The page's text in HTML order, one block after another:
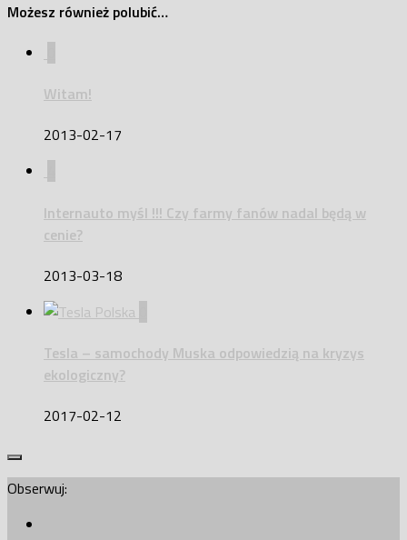
Możesz również polubić…
Witam!
2013-02-17
Internauto myśl !!! Czy farmy fanów nadal będą w
cenie?
2013-03-18
Tesla – samochody Muska odpowiedzią na kryzys
ekologiczny?
2017-02-12
Obserwuj: